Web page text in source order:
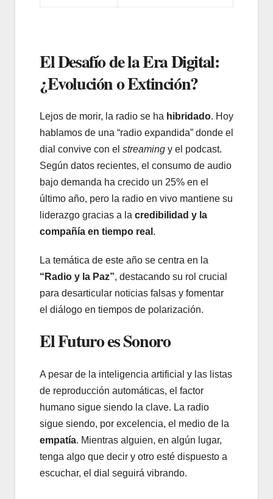
El Desafío de la Era Digital:
¿Evolución o Extinción?
Lejos de morir, la radio se ha hibridado. Hoy
hablamos de una “radio expandida” donde el
dial convive con el streaming y el podcast.
Según datos recientes, el consumo de audio
bajo demanda ha crecido un 25% en el
último año, pero la radio en vivo mantiene su
liderazgo gracias a la credibilidad y la
compañía en tiempo real .
La temática de este año se centra en la
“Radio y la Paz”, destacando su rol crucial
para desarticular noticias falsas y fomentar
el diálogo en tiempos de polarización.
El Futuro es Sonoro
A pesar de la inteligencia artificial y las listas
de reproducción automáticas, el factor
humano sigue siendo la clave. La radio
sigue siendo, por excelencia, el medio de la
empatía. Mientras alguien, en algún lugar,
tenga algo que decir y otro esté dispuesto a
escuchar, el dial seguirá vibrando.